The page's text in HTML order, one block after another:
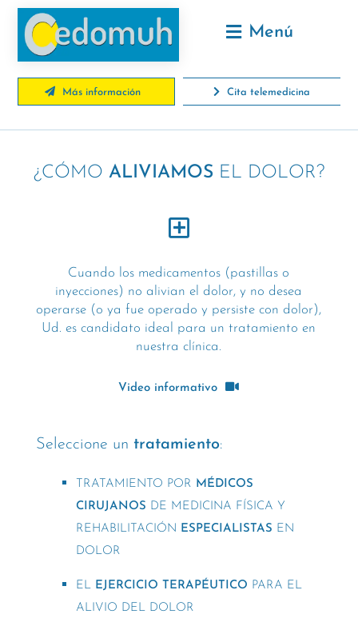
Menú
Más información Cita telemedicina
¿CÓMO ALIVIAMOS EL DOLOR?
Cuando los medicamentos (pastillas o
inyecciones) no alivian el dolor, y no desea
operarse (o ya fue operado y persiste con dolor),
Ud. es candidato ideal para un tratamiento en
nuestra clínica.
Video informativo
Seleccione un tratamiento:
TRATAMIENTO POR MÉDICOS
CIRUJANOS DE MEDICINA FÍSICA Y
REHABILITACIÓN
ESPECIALISTAS EN
DOLOR
EL EJERCICIO TERAPÉUTICO PARA EL
ALIVIO DEL DOLOR